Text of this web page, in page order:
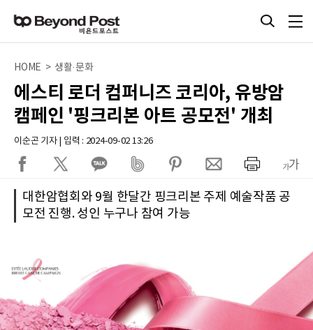
HOME > 생활·문화
에스티 로더 컴퍼니즈 코리아, 유방암
캠페인 '핑크리본 아트 공모전' 개최
이순곤 기자 | 입력 : 2024-09-02 13:26
대한암협회와 9월 한달간 핑크리본 주제 예술작품 공
모전 진행. 성인 누구나 참여 가능